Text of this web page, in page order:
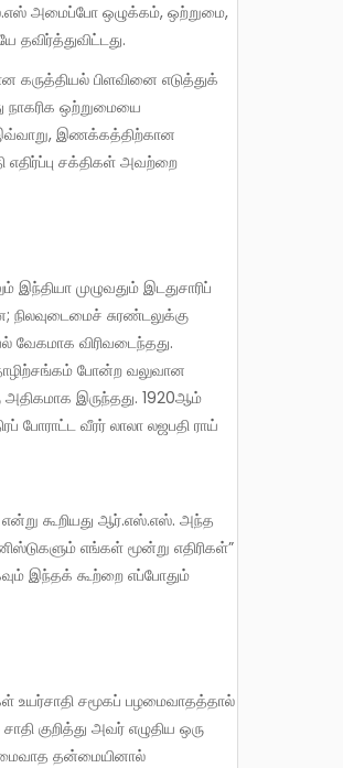
அமைப்போ ஒழுக்கம், ஒற்றுமை,
தவிர்த்துவிட்டது.
ஒற்றுமையை
இணக்கத்திற்கான
எதிர்ப்பு சக்திகள் அவற்றை
சுரண்டலுக்கு
விரிவடைந்தது.
போன்ற வலுவான
இருந்தது. 1920ஆம்
போராட்ட வீரர் லாலா லஜபதி ராய்
என்று கூறியது ஆர்.எஸ்.எஸ். அந்த
எங்கள் மூன்று எதிரிகள்”
இந்தக் கூற்றை எப்போதும்
குறித்து அவர் எழுதிய ஒரு
தன்மையினால்